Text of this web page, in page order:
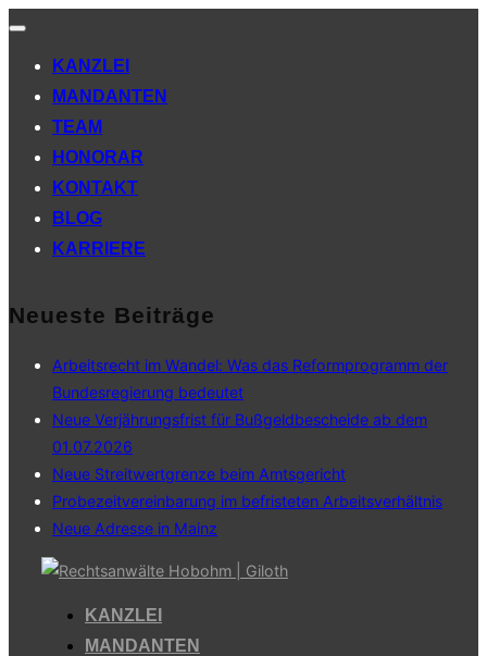
Navigation
KANZLEI
MANDANTEN
TEAM
HONORAR
KONTAKT
BLOG
KARRIERE
Neueste Beiträge
Arbeitsrecht im Wandel: Was das Reformprogramm der
Bundesregierung bedeutet
Neue Verjährungsfrist für Bußgeldbescheide ab dem
01.07.2026
Neue Streitwertgrenze beim Amtsgericht
Probezeitvereinbarung im befristeten Arbeitsverhältnis
Neue Adresse in Mainz
springen
KANZLEI
MANDANTEN